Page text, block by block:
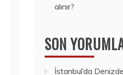
alınır?
SON
İstanbul’da